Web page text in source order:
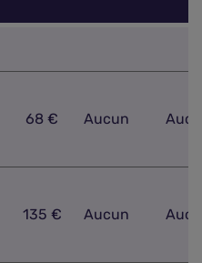
68 € Aucun
135 € Aucun